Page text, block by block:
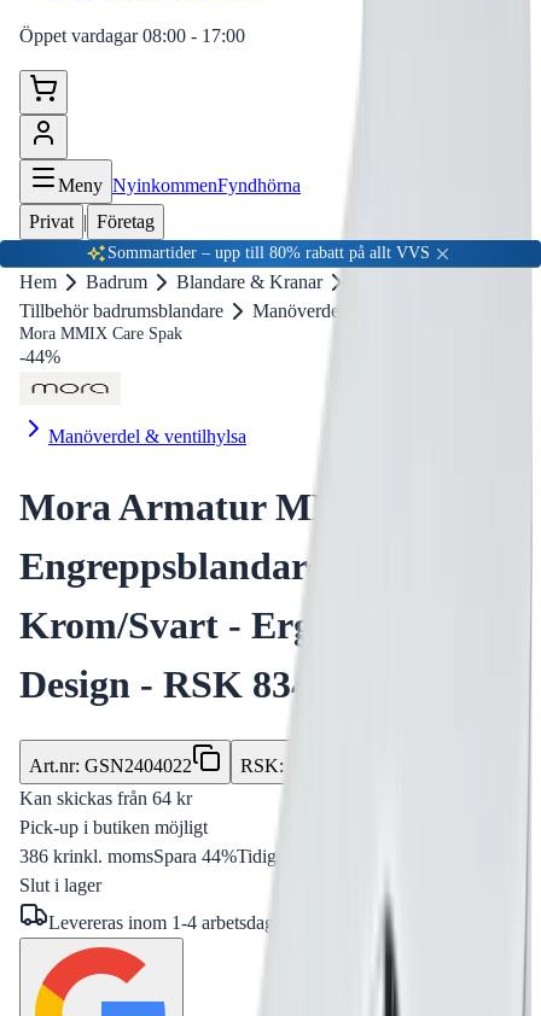
Öppet vardagar 08:00 - 17:00
Meny NyinkommenFyndhörna
Privat | Företag
Sommartider – upp till 80% rabatt på allt VVS
Hem Badrum
Blandare & Kranar
Tillbehör badrumsblandare
Manöverdel & ventilhylsa
Mora MMIX Care Spak
-44%
Manöverdel & ventilhylsa
Mora Armatur MMIX Care
Engreppsblandare 150mm
Krom/Svart - Ergonomisk
Design - RSK 8344874
Art.nr: GSN2404022 RSK:
Kan skickas från 64 kr
Pick-up i butiken möjligt
386 krinkl. momsSpara 44%Tidigare pris var
Slut i lager
Levereras inom 1-4 arbetsdagar